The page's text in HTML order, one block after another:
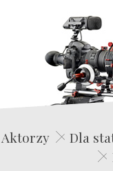
Aktorzy Dla